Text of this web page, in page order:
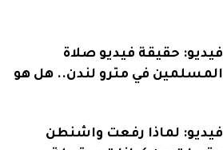
فيديو: حقيقة فيديو صلاة
المسلمين في مترو لندن.. هل هو
فيديو: لماذا رفعت واشنطن